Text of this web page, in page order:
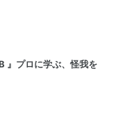
』プロに学ぶ、怪我を